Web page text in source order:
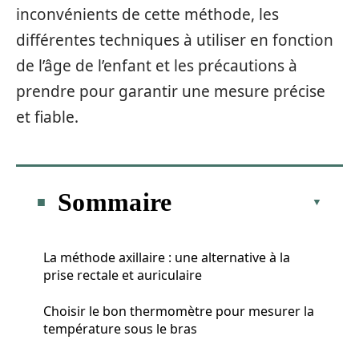
inconvénients de cette méthode, les
différentes techniques à utiliser en fonction
de l’âge de l’enfant et les précautions à
prendre pour garantir une mesure précise
et fiable.
Sommaire
La méthode axillaire : une alternative à la
prise rectale et auriculaire
Choisir le bon thermomètre pour mesurer la
température sous le bras